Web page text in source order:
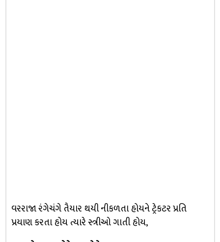
વરરાજા રંગેચંગે તૈયાર થયી નીકળતા હોયને ટ્રેકટર પ્રતિ
પ્રયાણ કરતા હોય ત્યારે સ્ત્રીઓ ગાતી હોય,